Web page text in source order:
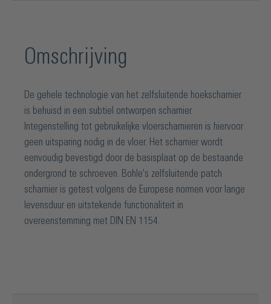
Omschrijving
De gehele technologie van het zelfsluitende hoekscharnier
is behuisd in een subtiel ontworpen scharnier.
Integenstelling tot gebruikelijke vloerscharnieren is hiervoor
geen uitsparing nodig in de vloer. Het scharnier wordt
eenvoudig bevestigd door de basisplaat op de bestaande
ondergrond te schroeven. Bohle's zelfsluitende patch
scharnier is getest volgens de Europese normen voor lange
levensduur en uitstekende functionaliteit in
overeenstemming met DIN EN 1154.